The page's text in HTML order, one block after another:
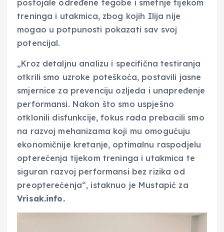
postojale određene tegobe i smetnje tijekom
treninga i utakmica, zbog kojih Ilija nije
mogao u potpunosti pokazati sav svoj
potencijal.
„Kroz detaljnu analizu i specifična testiranja
otkrili smo uzroke poteškoća, postavili jasne
smjernice za prevenciju ozljeda i unapređenje
performansi. Nakon što smo uspješno
otklonili disfunkcije, fokus rada prebacili smo
na razvoj mehanizama koji mu omogućuju
ekonomičnije kretanje, optimalnu raspodjelu
opterećenja tijekom treninga i utakmica te
siguran razvoj performansi bez rizika od
preopterećenja“, istaknuo je Mustapić za
Vrisak.info.